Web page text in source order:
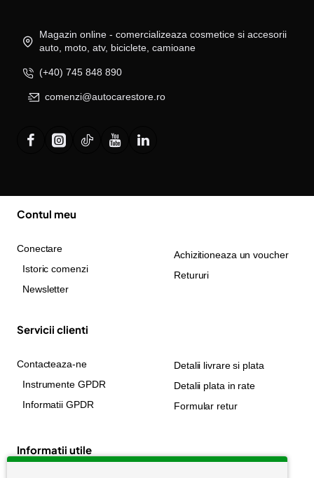
Magazin online - comercializeaza cosmetice si accesorii
auto, moto, atv, biciclete, camioane
(+40) 745 848 890
comenzi@autocarestore.ro
Contul meu
Conectare
Istoric comenzi
Newsletter
Achizitioneaza un voucher
Retururi
Servicii clienti
Contacteaza-ne
Instrumente GPDR
Informatii GPDR
Detalii livrare si plata
Detalii plata in rate
Formular retur
Informatii utile